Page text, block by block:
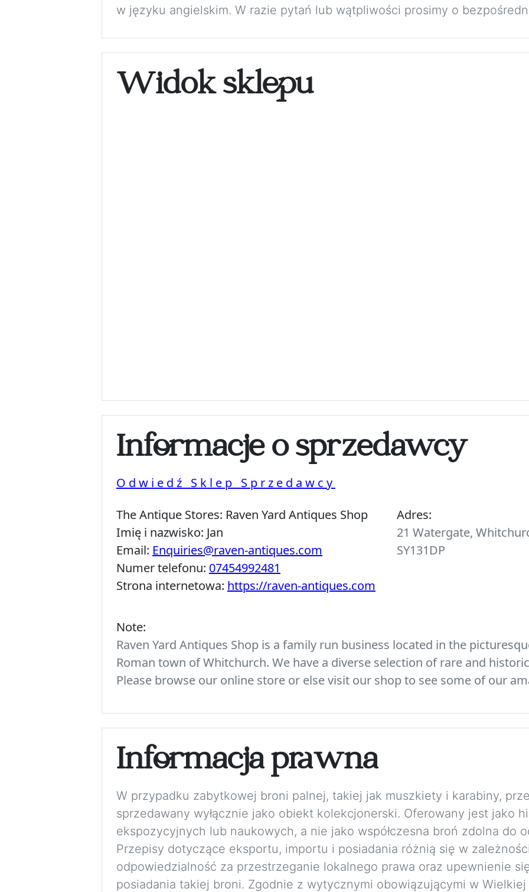
w języku angielskim. W razie pytań lub wątpliwości prosimy o
Widok sklepu
Informacje o sprzedawcy
Odwiedź Sklep Sprzedawcy
The Antique Stores: Raven Yard Antiques Shop
Imię i nazwisko: Jan
Email: Enquiries@raven-antiques.com
Numer telefonu: 07454992481
Strona internetowa: https://raven-antiques.com
Adres:
21 Watergate,
SY131DP
Note:
Raven Yard Antiques Shop is a family run business located in the
Roman town of Whitchurch. We have a diverse selection of rare and
Please browse our online store or else visit our shop to see some of our
Informacja prawna
W przypadku zabytkowej broni palnej, takiej jak muszkiety i karabiny,
sprzedawany wyłącznie jako obiekt kolekcjonerski. Oferowany jest jako
ekspozycyjnych lub naukowych, a nie jako współczesna broń zdolna do
Przepisy dotyczące eksportu, importu i posiadania różnią się w
odpowiedzialność za przestrzeganie lokalnego prawa oraz upewnienie
posiadania takiej broni. Zgodnie z wytycznymi obowiązującymi w